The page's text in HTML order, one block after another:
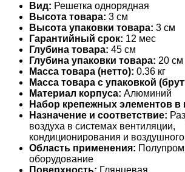
Вид: Решетка однорядная
Высота товара: 3 см
Высота упаковки товара: 3 см
Гарантийный срок: 12 мес
Глубина товара: 45 см
Глубина упаковки товара: 20 см
Масса товара (нетто): 0.36 кг
Масса товара с упаковкой
Материал корпуса: Алюминий
Набор крепежных элементов в
Назначение и соответствие:
воздуха в системах вентиляции,
кондиционирования и
Область применения:
оборудование